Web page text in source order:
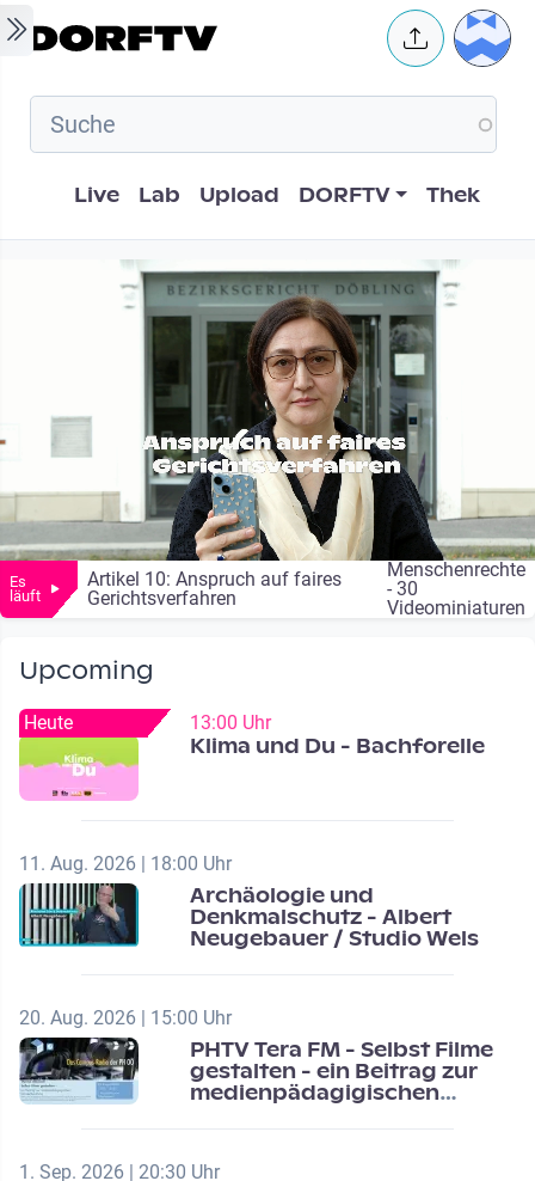
Skip to main content User
Hauptnavigation
Live Lab Upload DORFTV Thek
Live Streaming
Es
läuft
Artikel 10: Anspruch auf faires
Gerichtsverfahren
Menschenrechte
- 30
Videominiaturen
Upcoming
Heute 13:00 Uhr
Klima und Du - Bachforelle
11. Aug. 2026 | 18:00 Uhr
Archäologie und
Denkmalschutz - Albert
Neugebauer / Studio Wels
20. Aug. 2026 | 15:00 Uhr
PHTV Tera FM - Selbst Filme
gestalten - ein Beitrag zur
medienpädagigischen
1. Sep. 2026 | 20:30 Uhr